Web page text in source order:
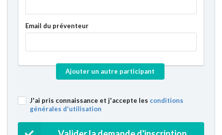
Email du préventeur
Ajouter un autre participant
J'ai pris connaissance et j'accepte les conditions
générales d'utilisation